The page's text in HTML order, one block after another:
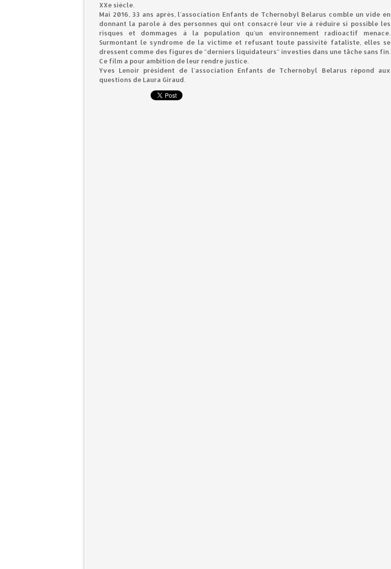
XXe siècle.
Mai 2016, 33 ans après, l'association Enfants de Tchernobyl Belarus comble un vide en
donnant la parole à des personnes qui ont consacré leur vie à réduire si possible les
risques et dommages à la population qu’un environnement radioactif menace.
Surmontant le syndrome de la victime et refusant toute passivité fataliste, elles se
dressent comme des figures de "derniers liquidateurs" investies dans une tâche sans fin.
Ce film a pour ambition de leur rendre justice.
Yves Lenoir président de l'association Enfants de Tchernobyl Belarus répond aux
questions de Laura Giraud.